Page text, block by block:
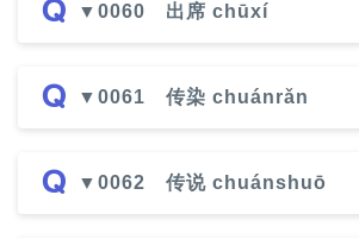
▼0060 出席 chūxí
▼0061 传染 chuánrǎn
▼0062 传说 chuánshuō